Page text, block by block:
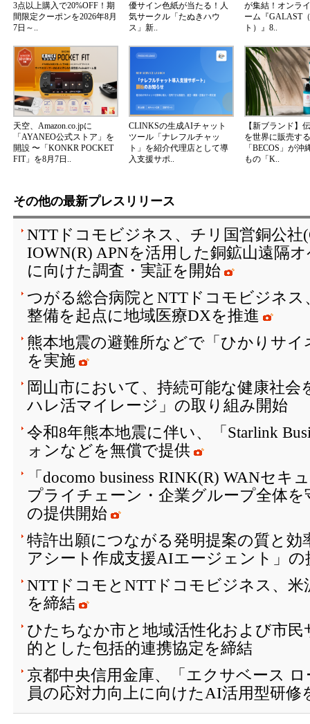
3点以上購入で20%OFF！期
間限定クーポンを2026年8月
7日～..
優サイン色紙が当たる！人
気サークル「たぬきハウ
ス」新..
が集結！オンラ
ーム『GALAST
ト）』8..
天空、Amazon.co.jpに
「AYANEO公式ストア」を
開設 〜「KONKR POCKET
FIT」を8月7日..
CLINKSの生成AIチャット
ツール「ナレフルチャッ
ト」を紹介代理店として導
入支援サポ..
【新ブランド】
を世界に販売す
「BECOS」が沖
もの「K..
その他の最新プレスリリース
NTTドコモビジネス、チリ国営銅公社
IOWN(R) APNを活用した銅鉱山遠隔
に向けた調査・実証を開始
つがる総合病院とNTTドコモビジネ
整備を起点に地域医療DXを推進
熊本地震の避難所などで「ひかりサ
を実施
岡山市において、持続可能な健康社
ハレ活マイレージ」の取り組み開始
令和8年熊本地震に伴い、「Starlink
ォンなどを無償で提供
「docomo business RINK(R) WANセ
プライチェーン・企業グループ全体を
の提供開始
特許出願につながる発明提案の質と効
アシート作成支援AIエージェント」の
NTTドコモとNTTドコモビジネス、米
を締結
ひたちなか市と地域活性化および市
的とした包括的連携協定を締結
京都中央信用金庫、「エクサベース
員の応対力向上に向けたAI活用型研修